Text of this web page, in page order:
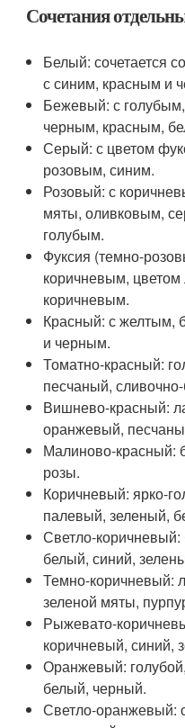
Сочетания
Белый: сочетается
с синим, красным и
Бежевый: с
черным, красным,
Серый: с цветом
розовым, синим.
Розовый: с
мяты, оливковым,
голубым.
Фуксия (темно-
коричневым,
коричневым.
Красный: с желтым,
и черным.
Томатно-красный:
песчаный,
Вишнево-красный:
оранжевый,
Малиново-красный:
розы.
Коричневый: ярко-
палевый, зеленый,
Светло-
белый, синий,
Темно-коричневый:
зеленой мяты,
Рыжевато-
коричневый, синий,
Оранжевый:
белый, черный.
Светло-оранжевый: